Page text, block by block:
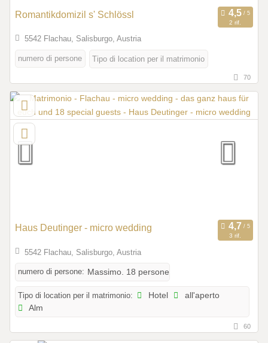
Romantikdomizil s' Schlössl
2 rif.
5542 Flachau, Salisburgo, Austria
numero di persone Tipo di location per il matrimonio
70
Haus Deutinger - micro wedding
3 rif.
5542 Flachau, Salisburgo, Austria
numero di persone: Massimo. 18 persone
Tipo di location per il matrimonio: Hotel
all'aperto
Alm
60